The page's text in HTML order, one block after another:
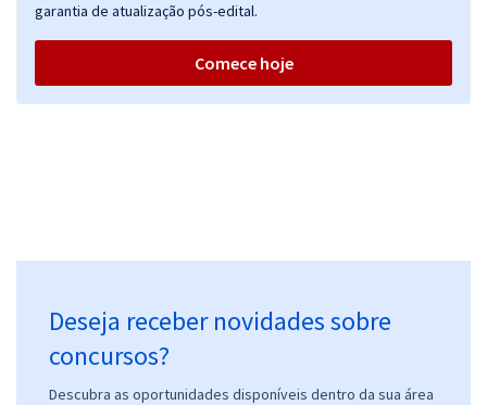
garantia de atualização pós-edital.
Comece hoje
Deseja receber novidades sobre
concursos?
Descubra as oportunidades disponíveis dentro da sua área